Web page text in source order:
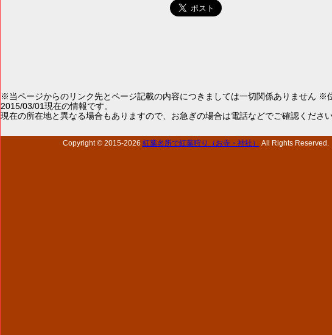
※当ページからのリンク先とページ記載の内容につきましては一切関係ありません ※
2015/03/01現在の情報です。
現在の所在地と異なる場合もありますので、お急ぎの場合は電話などでご確認ください
Copyright © 2015-2026 紅葉名所で紅葉狩り（お寺・神社） All Rights Reserved.